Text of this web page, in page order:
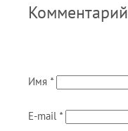
Комментарий
Имя *
E-mail *